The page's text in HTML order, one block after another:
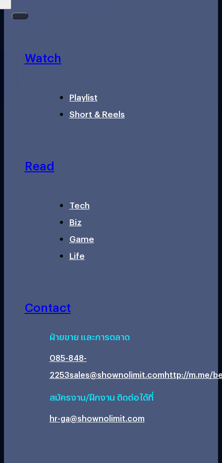
Watch
Playlist
Short & Reels
Read
Tech
Biz
Game
Life
Contact
ฝ่ายขาย และการตลาด
085-848-
2253sales@shownolimit.comhttp://m.me/
สมัครงาน/ฝึกงาน ติดต่อได้ที่
hr-ga@shownolimit.com